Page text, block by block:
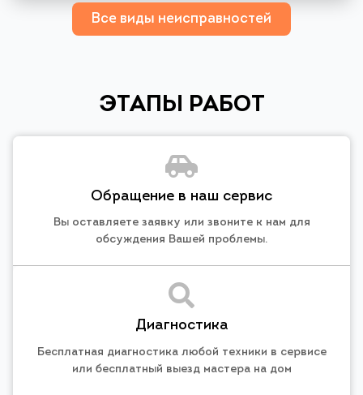
Все виды неисправностей
ЭТАПЫ РАБОТ
Обращение в наш сервис
Вы оставляете заявку или звоните к нам для
обсуждения Вашей проблемы.
Диагностика
Бесплатная диагностика любой техники в сервисе
или бесплатный выезд мастера на дом